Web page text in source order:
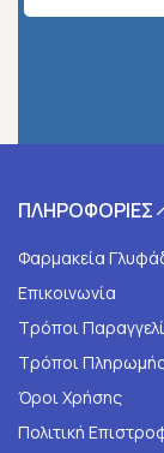
ΠΛΗΡΟΦΟΡΙΕΣ
Φαρμακεία
Επικοινωνία
Τρόποι
Τρόποι
Όροι Χρήσης
Πολιτική